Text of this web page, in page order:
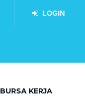
LOGIN
BURSA KERJA